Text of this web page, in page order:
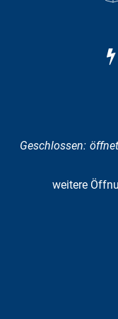
Klicken, um
Geschlossen:
weitere